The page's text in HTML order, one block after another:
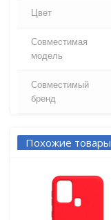
Цвет
Совместимая
модель
Совместимый
бренд
Похожие товары